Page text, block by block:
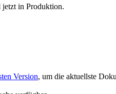
jetzt in Produktion.
Version, um die aktuellste